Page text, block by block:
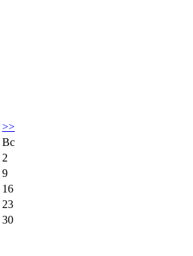
>>
Вс
2
9
16
23
30